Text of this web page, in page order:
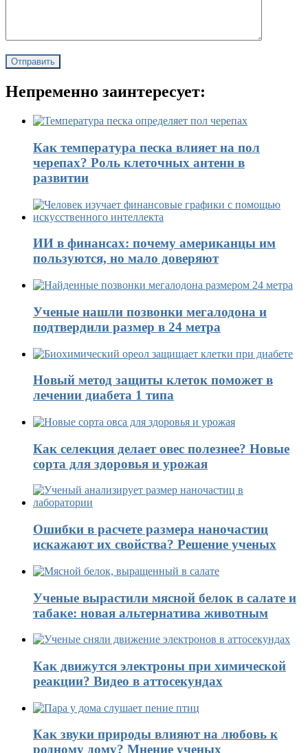
Непременно заинтересует:
Как температура песка влияет на пол
черепах? Роль клеточных антенн в
развитии
ИИ в финансах: почему американцы им
пользуются, но мало доверяют
Ученые нашли позвонки мегалодона и
подтвердили размер в 24 метра
Новый метод защиты клеток поможет в
лечении диабета 1 типа
Как селекция делает овес полезнее? Новые
сорта для здоровья и урожая
Ошибки в расчете размера наночастиц
искажают их свойства? Решение ученых
Ученые вырастили мясной белок в салате и
табаке: новая альтернатива животным
Как движутся электроны при химической
реакции? Видео в аттосекундах
Как звуки природы влияют на любовь к
родному дому? Мнение ученых